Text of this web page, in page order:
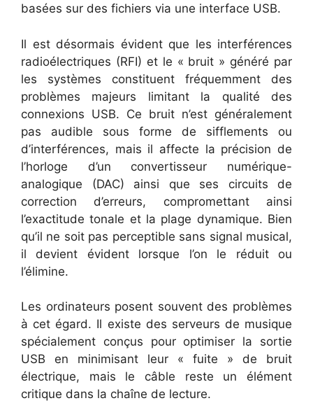
basées sur des fichiers via une interface USB.
Il est désormais évident que les interférences
radioélectriques (RFI) et le « bruit » généré par
les systèmes constituent fréquemment des
problèmes majeurs limitant la qualité des
connexions USB. Ce bruit n’est généralement
pas audible sous forme de sifflements ou
d’interférences, mais il affecte la précision de
l’horloge d’un convertisseur numérique-
analogique (DAC) ainsi que ses circuits de
correction d’erreurs, compromettant ainsi
l’exactitude tonale et la plage dynamique. Bien
qu’il ne soit pas perceptible sans signal musical,
il devient évident lorsque l’on le réduit ou
l’élimine.
Les ordinateurs posent souvent des problèmes
à cet égard. Il existe des serveurs de musique
spécialement conçus pour optimiser la sortie
USB en minimisant leur « fuite » de bruit
électrique, mais le câble reste un élément
critique dans la chaîne de lecture.